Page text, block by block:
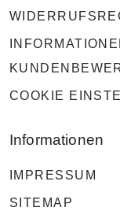
COOKIE
Informationen
IMPRESSUM
SITEMAP